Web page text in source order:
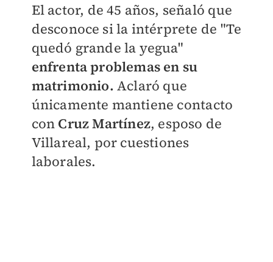
El actor, de 45 años, señaló que
desconoce si la intérprete de "Te
quedó grande la yegua"
enfrenta problemas en su
matrimonio. Aclaró que
únicamente mantiene contacto
con Cruz Martínez, esposo de
Villareal, por cuestiones
laborales.